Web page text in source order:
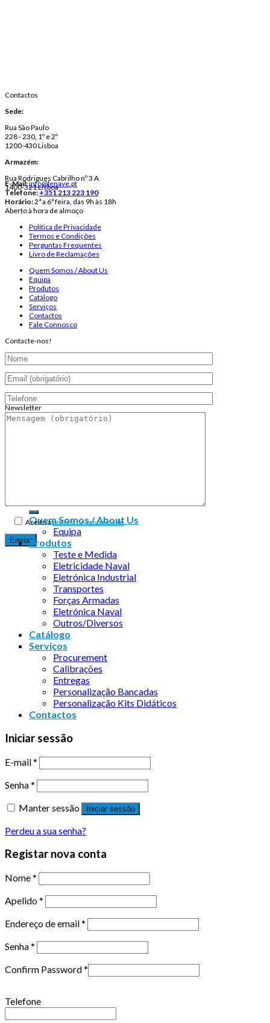
Contactos
Sede:
Rua São Paulo
228 - 230, 1º e 2º
1200-430 Lisboa
Armazém:
Rua Rodrigues Cabrilho nº 3 A
1400-321 Lisboa
E-Mail:info@lenave.pt
Telefone:+351 213 223 190
Horário:2ª a 6ª feira, das 9h às 18h
Aberto à hora de almoço
Política de Privacidade
Termos e Condições
Perguntas Frequentes
Livro de Reclamações
Quem Somos / About Us
Equipa
Produtos
Catálogo
Serviços
Contactos
Fale Connosco
Contacte-nos!
Aceito apolítica de privacidade
Newsletter
Endereço de email:
Quem Somos / About Us
Equipa
Produtos
Teste e Medida
Eletricidade Naval
Eletrónica Industrial
Transportes
Forças Armadas
Eletrónica Naval
Outros/Diversos
Catálogo
Serviços
Procurement
Calibrações
Entregas
Personalização Bancadas
Personalização Kits Didáticos
Contactos
Iniciar sessão
E-mail*
Senha*
Manter sessão
Iniciar sessão
Perdeu a sua senha?
Registar nova conta
Nome*
Apelido*
Endereço de email*
Senha*
Confirm Password*
Telefone